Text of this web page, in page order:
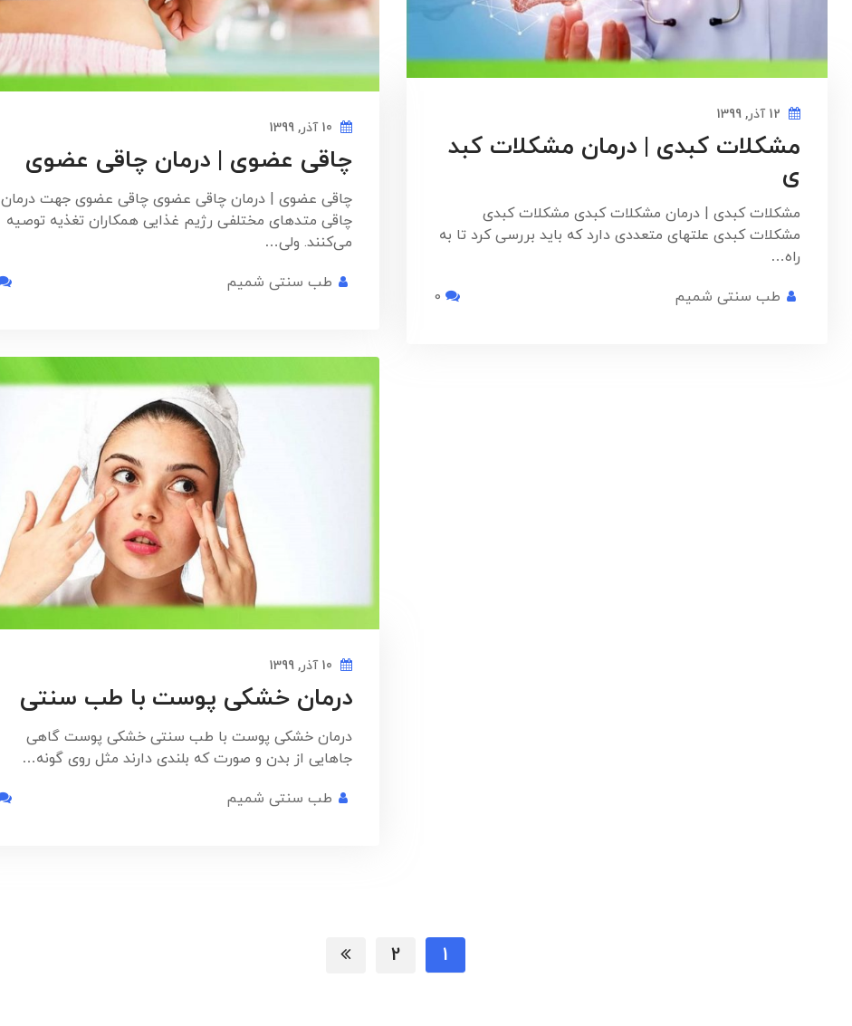
مشکلات کبدی | درمان مشکلات کبد
ی
مشکلات کبدی | درمان مشکلات کبدی مشکلات کبدی
مشکلات کبدی علتهای متعددی دارد که باید بررسی کرد تا به
راه…
طب سنتی شمیم
چاقی عضوی | درمان چاقی عضوی
چاقی عضوی | درمان چاقی عضوی چاقی عضوی جهت درمان
چاقی متدهای مختلفی رژیم غذایی همکاران تغذیه توصیه
می‌کنند. ولی…
طب سنتی شمیم
درمان خشکی پوست با طب سنتی
درمان خشکی پوست با طب سنتی خشکی پوست گاهی
جاهایی از بدن و صورت که بلندی دارند مثل روی گونه…
طب سنتی شمیم
1
2